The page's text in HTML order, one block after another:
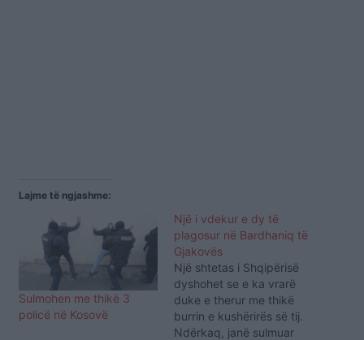
Lajme të ngjashme:
Sulmohen me thikë 3
policë në Kosovë
Një i vdekur e dy të
plagosur në Bardhaniq të
Gjakovës
Një shtetas i Shqipërisë
dyshohet se e ka vrarë
duke e therur me thikë
burrin e kushërirës së tij.
Ndërkaq, janë sulmuar